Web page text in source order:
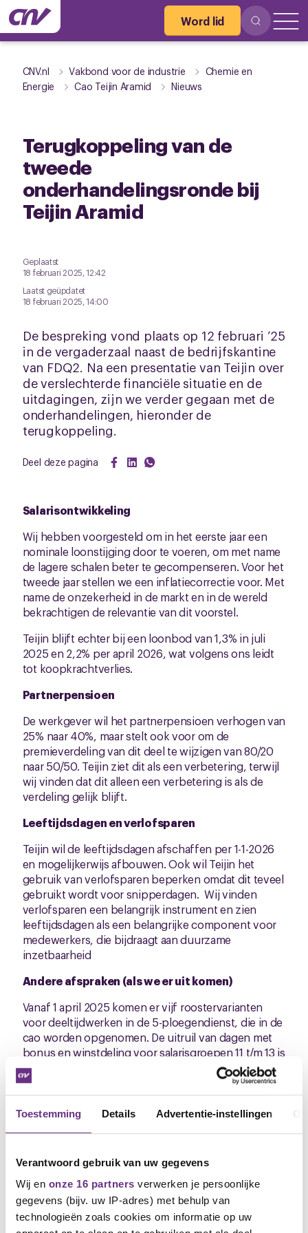
Toestemming Details Advertentie-instellingen
Verantwoord gebruik van uw gegevens
Wij en onze 16 partners verwerken je persoonlijke
gegevens (bijv. uw IP-adres) met behulp van
technologieën zoals cookies om informatie op uw
Word lid
CNV.nl Vakbond voor de industrie
Chemie en
Energie
Cao Teijin Aramid Nieuws
Terugkoppeling van de
tweede
onderhandelingsronde bij
Teijin Aramid
Geplaatst
18 februari 2025, 12:42
Laatst geüpdatet
18 februari 2025, 14:00
De bespreking vond plaats op 12 februari ’25
in de vergaderzaal naast de bedrijfskantine
van FDQ2. Na een presentatie van Teijin over
de verslechterde financiële situatie en de
uitdagingen, zijn we verder gegaan met de
onderhandelingen, hieronder de
terugkoppeling.
Deel deze pagina
Salarisontwikkeling
Wij hebben voorgesteld om in het eerste jaar een
nominale loonstijging door te voeren, om met name
de lagere schalen beter te gecompenseren. Voor het
tweede jaar stellen we een inflatiecorrectie voor. Met
name de onzekerheid in de markt en in de wereld
bekrachtigen de relevantie van dit voorstel.
Teijin blijft echter bij een loonbod van 1,3% in juli
2025 en 2,2% per april 2026, wat volgens ons leidt
tot koopkrachtverlies.
Partnerpensioen
De werkgever wil het partnerpensioen verhogen van
25% naar 40%, maar stelt ook voor om de
premieverdeling van dit deel te wijzigen van 80/20
naar 50/50. Teijin ziet dit als een verbetering, terwijl
wij vinden dat dit alleen een verbetering is als de
verdeling gelijk blijft.
Leeftijdsdagen en verlofsparen
Teijin wil de leeftijdsdagen afschaffen per 1-1-2026
en mogelijkerwijs afbouwen. Ook wil Teijin het
gebruik van verlofsparen beperken omdat dit teveel
gebruikt wordt voor snipperdagen. Wij vinden
verlofsparen een belangrijk instrument en zien
leeftijdsdagen als een belangrijke component voor
medewerkers, die bijdraagt aan duurzame
inzetbaarheid
Andere afspraken (als we er uit komen)
Vanaf 1 april 2025 komen er vijf roostervarianten
voor deeltijdwerken in de 5-ploegendienst, die in de
cao worden opgenomen. De uitruil van dagen met
bonus en winstdeling voor salarisgroepen 11 t/m 13 is
voorlopig van tafel. Voor de RVU-regeling moeten
we wachten op de landelijke richtlijnen.
Vervolg
In aanloop naar de volgende onderhandelingsronde
ontwikkelingen tijdens de afgelopen
bijeenkomsten, de inzet op een aantal inhoudelijke
arbeidswoorden en wat voor jullie de ondergrens is
om tot een resultaat te komen. Daarvoor plannen we
een aantal ledenbijeenkomsten op 6 maart